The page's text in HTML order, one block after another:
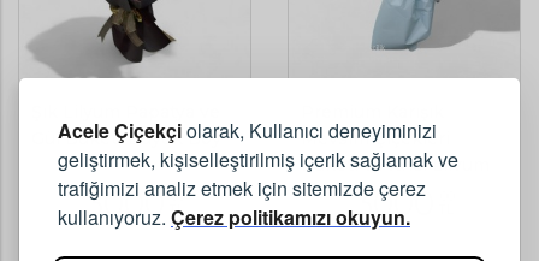
Acele Çiçekçiolarak, Kullanıcı deneyiminizi
geliştirmek, kişiselleştirilmiş içerik sağlamak ve
trafiğimizi analiz etmek için sitemizde çerez
kullanıyoruz. Çerez politikamızı okuyun.
Gül Buketi Büyük Boy
3000 ,00
TL
(KDV Dahil)
Mevsim Çiçekleri
Buketi ve İthal Lilyum
3000
(KDV Dahil)